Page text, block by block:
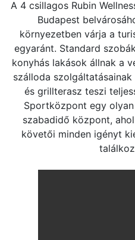
A 4 csillagos Rubin
Budapest
környezetben várja a
egyaránt. Standard
konyhás lakások állnak a
szálloda
és grillterasz teszi
Sportközpont egy
szabadidő központ,
követői minden igényt